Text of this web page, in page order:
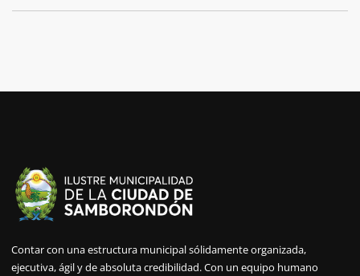
Contar con una estructura municipal sólidamente organizada,
ejecutiva, ágil y de absoluta credibilidad. Con un equipo humano